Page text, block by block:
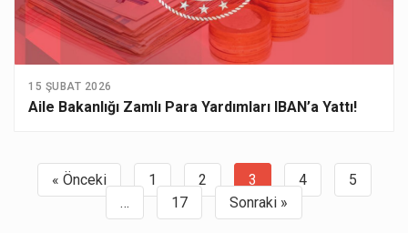
15 ŞUBAT 2026
Aile Bakanlığı Zamlı Para Yardımları IBAN’a Yattı!
Yazı
sayfalaması
« Önceki 1 2 3 4
5
…
17 Sonraki »